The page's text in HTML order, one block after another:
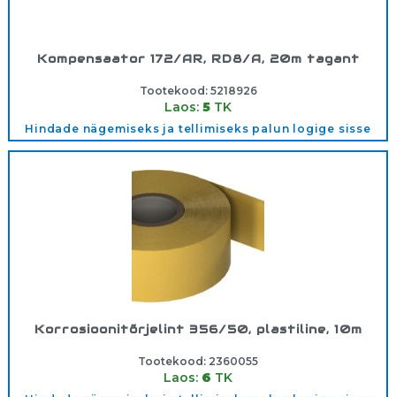
Kompensaator 172/AR, RD8/A, 20m tagant
Tootekood: 5218926
Laos: 5 TK
Hindade nägemiseks ja tellimiseks palun logige sisse
Korrosioonitõrjelint 356/50, plastiline, 10m
Tootekood: 2360055
Laos: 6 TK